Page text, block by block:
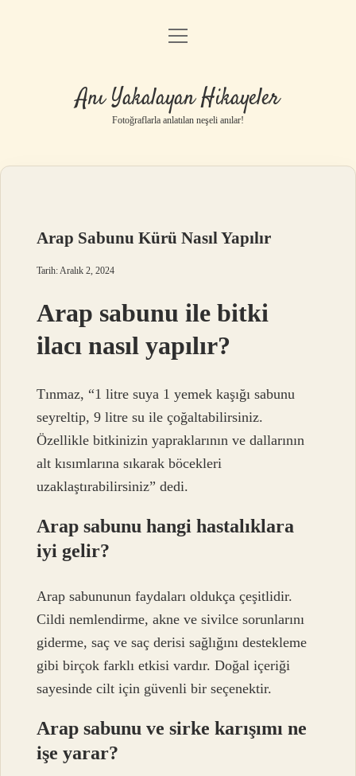
Anasayfa
Yasal Uyarı
menüyü
Anı Yakalayan Hikayeler
Fotoğraflarla anlatılan neşeli anılar!
Arap Sabunu Kürü Nasıl Yapılır
Tarih: Aralık 2, 2024
Arap sabunu ile bitki
ilacı nasıl yapılır?
Tınmaz, “1 litre suya 1 yemek kaşığı sabunu
seyreltip, 9 litre su ile çoğaltabilirsiniz.
Özellikle bitkinizin yapraklarının ve dallarının
alt kısımlarına sıkarak böcekleri
uzaklaştırabilirsiniz” dedi.
Arap sabunu hangi hastalıklara
iyi gelir?
Arap sabununun faydaları oldukça çeşitlidir.
Cildi nemlendirme, akne ve sivilce sorunlarını
giderme, saç ve saç derisi sağlığını destekleme
gibi birçok farklı etkisi vardır. Doğal içeriği
sayesinde cilt için güvenli bir seçenektir.
Arap sabunu ve sirke karışımı ne
işe yarar?